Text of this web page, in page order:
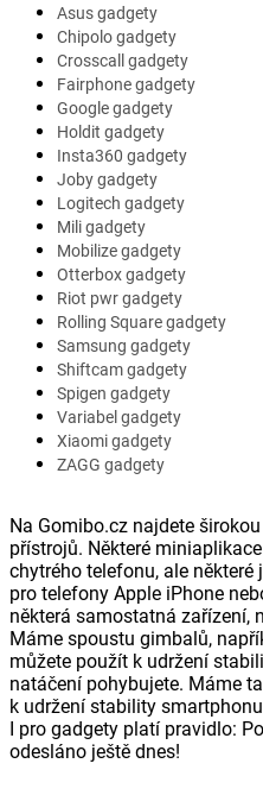
Asus gadgety
Chipolo gadgety
Crosscall gadgety
Fairphone gadgety
Google gadgety
Holdit gadgety
Insta360 gadgety
Joby gadgety
Logitech gadgety
Mili gadgety
Mobilize gadgety
Otterbox gadgety
Riot pwr gadgety
Rolling Square gadgety
Samsung gadgety
Shiftcam gadgety
Spigen gadgety
Variabel gadgety
Xiaomi gadgety
ZAGG gadgety
Na Gomibo.cz najdete
přístrojů. Některé
chytrého telefonu, ale
pro telefony Apple iPhone
některá samostatná zařízení,
Máme spoustu gimbalů,
můžete použít k udržení
natáčení pohybujete. Máme
k udržení stability
I pro gadgety platí pravidlo:
odesláno ještě dnes!